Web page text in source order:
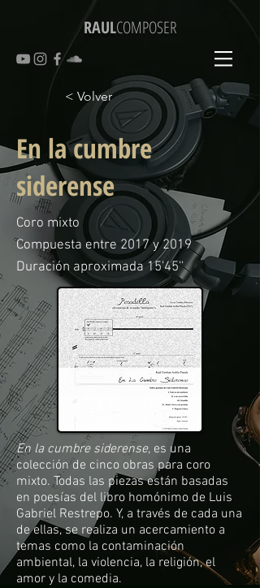
RAULCOMPOSER
< Volver
En la cumbre
siderense
Coro mixto
Compuesta entre 2017 y 2019
Duración aproximada 15'45''
En la cumbre siderense, es una
colección de cinco obras para coro
mixto. Todas las piezas están basadas
en poesías del libro homónimo de Luis
Gabriel Restrepo. Y, a través de cada una
de ellas, se realiza un acercamiento a
temas como la contaminación
ambiental, la violencia, la religión, el
amor y la comedia.